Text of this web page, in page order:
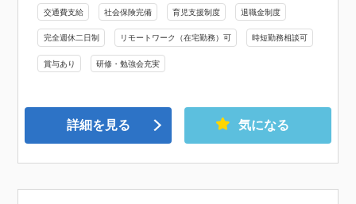
交通費支給 社会保険完備 育児支援制度 退職金制度
完全週休二日制 リモートワーク（在宅勤務）可 時短勤務相談可
賞与あり 研修・勉強会充実
詳細を見る 気になる